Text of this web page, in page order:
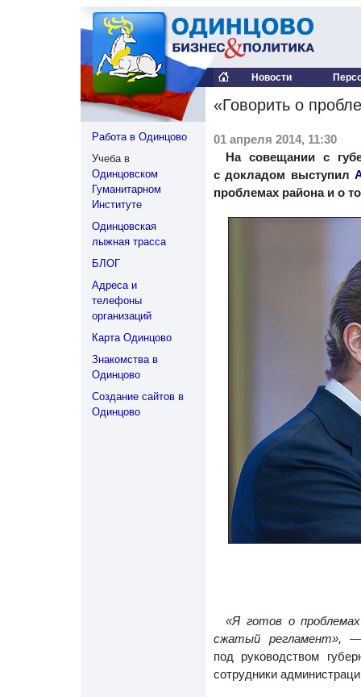
Новости
Работа в Одинцово
Учеба в
Одинцовском
Гуманитарном
Институте
Одинцовская
лыжная трасса
БЛОГ
Адреса и
телефоны
организаций
Карта Одинцово
Знакомства в
Одинцово
Создание сайтов в
Одинцово
«Говорить о
01 апреля 2014, 11:30
На совещании с
с докладом выступил
проблемах района и о
«Я готов о
сжатый регламент», —
под руководством
сотрудники